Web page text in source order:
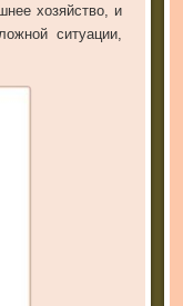
хозяйство, и
ситуации,